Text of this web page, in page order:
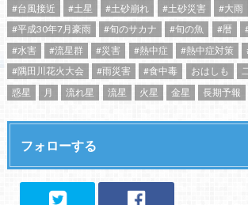
#台風接近
#土星 #土砂崩れ #土砂災害 #大雨
#平成30年7月豪雨
#旬のサカナ #旬の魚 #暦
#水害
#流星群 #災害 #熱中症 #熱中症対策
#隅田川花火大会
#雨災害 #食中毒 おはしも
惑星
月 流れ星 流星 火星 金星 長期予報
フォローする